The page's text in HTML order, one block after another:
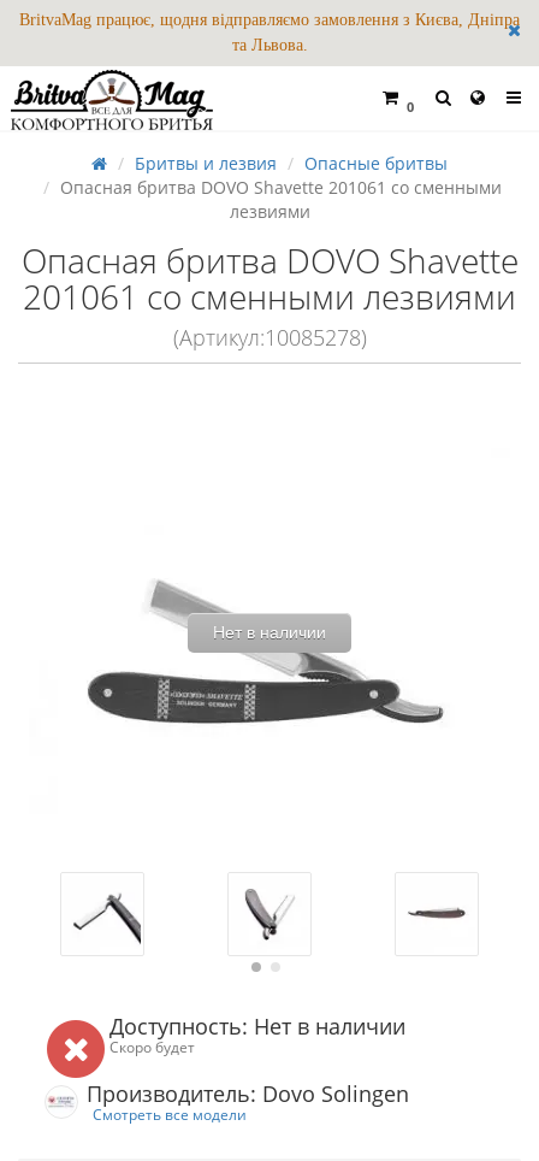
BritvaMag працює, щодня відправляємо замовлення з Києва, Дніпра
та Львова.
0
Бритвы и лезвия
Опасные бритвы
Опасная бритва DOVO Shavette 201061 со сменными
лезвиями
Опасная бритва DOVO Shavette
201061 со сменными лезвиями
(Артикул:10085278)
Нет в наличии
Доступность: Нет в наличии
Скоро будет
Производитель: Dovo Solingen
Смотреть все модели